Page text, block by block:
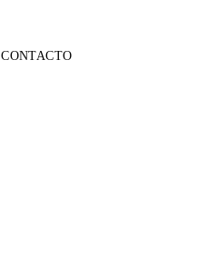
CONTACTO